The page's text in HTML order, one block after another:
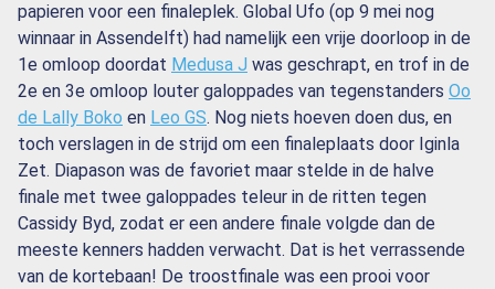
papieren voor een finaleplek. Global Ufo (op 9 mei nog
winnaar in Assendelft) had namelijk een vrije doorloop in de
1e omloop doordat Medusa J was geschrapt, en trof in de
2e en 3e omloop louter galoppades van tegenstanders Oo
de Lally Boko en Leo GS. Nog niets hoeven doen dus, en
toch verslagen in de strijd om een finaleplaats door Iginla
Zet. Diapason was de favoriet maar stelde in de halve
finale met twee galoppades teleur in de ritten tegen
Cassidy Byd, zodat er een andere finale volgde dan de
meeste kenners hadden verwacht. Dat is het verrassende
van de kortebaan! De troostfinale was een prooi voor